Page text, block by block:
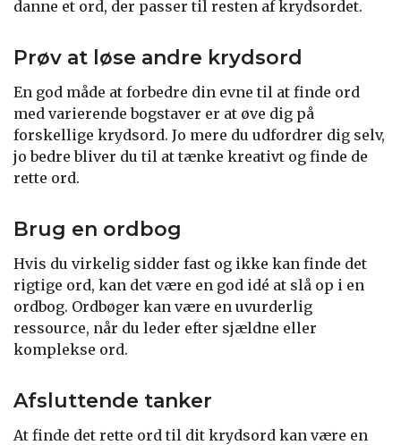
danne et ord, der passer til resten af krydsordet.
Prøv at løse andre krydsord
En god måde at forbedre din evne til at finde ord
med varierende bogstaver er at øve dig på
forskellige krydsord. Jo mere du udfordrer dig selv,
jo bedre bliver du til at tænke kreativt og finde de
rette ord.
Brug en ordbog
Hvis du virkelig sidder fast og ikke kan finde det
rigtige ord, kan det være en god idé at slå op i en
ordbog. Ordbøger kan være en uvurderlig
ressource, når du leder efter sjældne eller
komplekse ord.
Afsluttende tanker
At finde det rette ord til dit krydsord kan være en